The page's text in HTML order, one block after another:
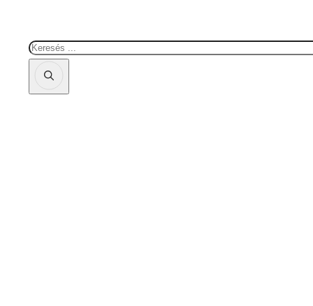
Keresés